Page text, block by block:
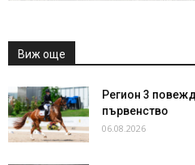
Виж още
Регион 3
първенство
06.08.2026